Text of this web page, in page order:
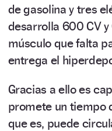
de gasolina y tres
desarrolla 600 CV
músculo que falta
entrega el
Gracias a ello es
promete un tiempo
que es, puede